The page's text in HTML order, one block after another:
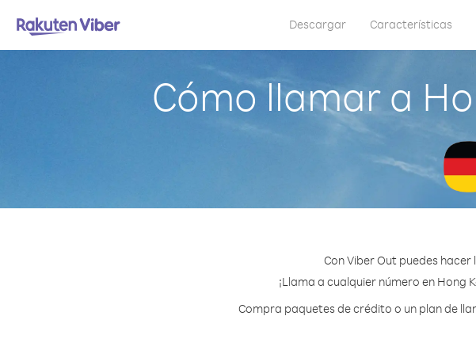
Descargar Características
Cómo llamar a
Con Viber Out puedes
¡Llama a cualquier número en Hong
Compra paquetes de crédito o un plan de